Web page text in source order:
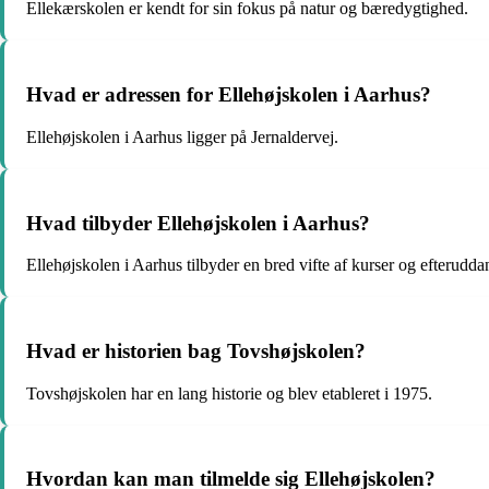
Ellekærskolen er kendt for sin fokus på natur og bæredygtighed.
Hvad er adressen for Ellehøjskolen i Aarhus?
Ellehøjskolen i Aarhus ligger på Jernaldervej.
Hvad tilbyder Ellehøjskolen i Aarhus?
Ellehøjskolen i Aarhus tilbyder en bred vifte af kurser og
Hvad er historien bag Tovshøjskolen?
Tovshøjskolen har en lang historie og blev etableret i 1975.
Hvordan kan man tilmelde sig Ellehøjskolen?